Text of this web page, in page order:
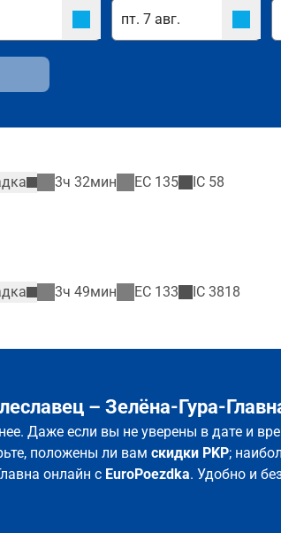
3ч 32мин EC 135 IC 58
3ч 49мин EC 133 IC 3818
– Зелёна-Гура-
Даже если вы не уверены в дате и
положены ли вам скидки PKP;
онлайн с EuroPoezdka. Удобно и